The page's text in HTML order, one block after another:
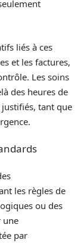
liés à ces
et les factures,
Les soins
des heures de
tant que
les règles de
ou des
une
par